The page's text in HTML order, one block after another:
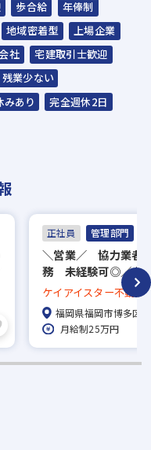
さい。
す。
歩合給
年俸制
地域密着型
上場企業
社
宅建取引士歓迎
残業少ない
みあり
完全週休2日
正社員 管理部門
＼営業／ 協力業者
務 未経験可◎／土
休日120日／インセ
ケイアイスター不動産
福岡県福岡市博多区
月給制25万円